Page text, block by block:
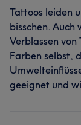
Tattoos leiden
bisschen. Auch
Verblassen
Farben selbst,
geeignet und